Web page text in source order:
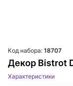
Декор Bistrot
Код набора: 18707
Характеристики